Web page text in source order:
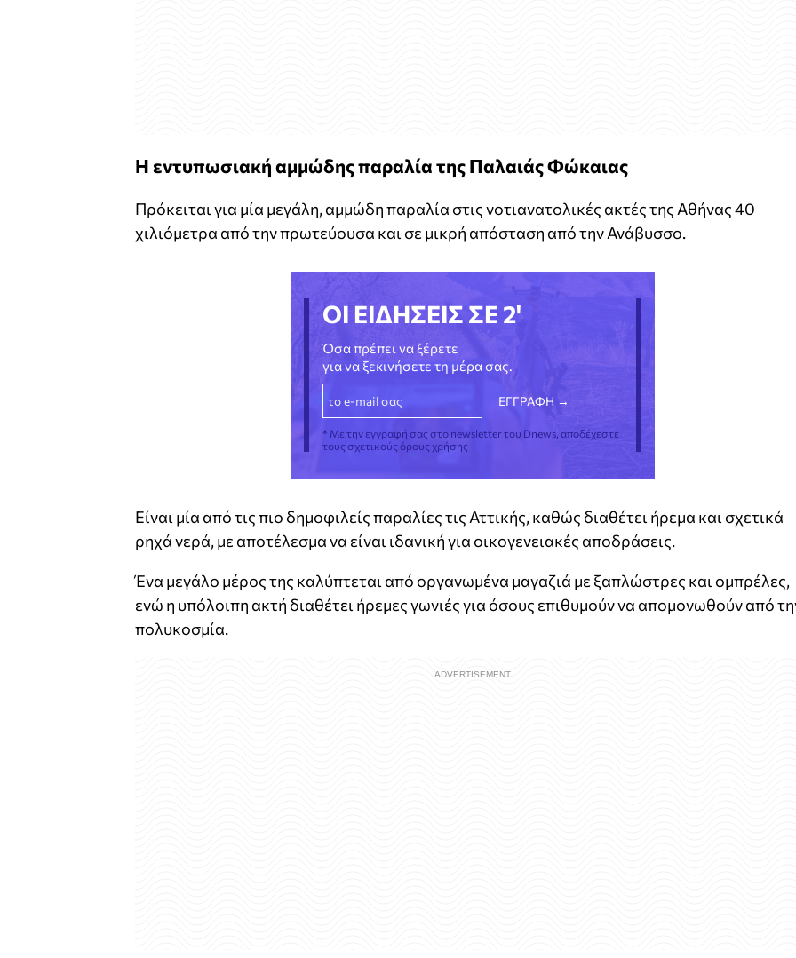
Η εντυπωσιακή αμμώδης παραλία της Παλαιάς Φώκαιας
Πρόκειται για μία μεγάλη, αμμώδη παραλία στις νοτιανατολικές ακτές της Αθήνας 40
χιλιόμετρα από την πρωτεύουσα και σε μικρή απόσταση από την Ανάβυσσο.
ΟΙ ΕΙΔΗΣΕΙΣ ΣΕ 2'
Όσα πρέπει να ξέρετε
για να ξεκινήσετε τη μέρα σας.
* Με την εγγραφή σας στο newsletter του Dnews, αποδέχεστε
τους σχετικούς όρους χρήσης
Είναι μία από τις πιο δημοφιλείς παραλίες τις Αττικής, καθώς διαθέτει ήρεμα και σχετικά
ρηχά νερά, με αποτέλεσμα να είναι ιδανική για οικογενειακές αποδράσεις.
Ένα μεγάλο μέρος της καλύπτεται από οργανωμένα μαγαζιά με ξαπλώστρες και ομπρέλες,
ενώ η υπόλοιπη ακτή διαθέτει ήρεμες γωνιές για όσους επιθυμούν να απομονωθούν από
πολυκοσμία.